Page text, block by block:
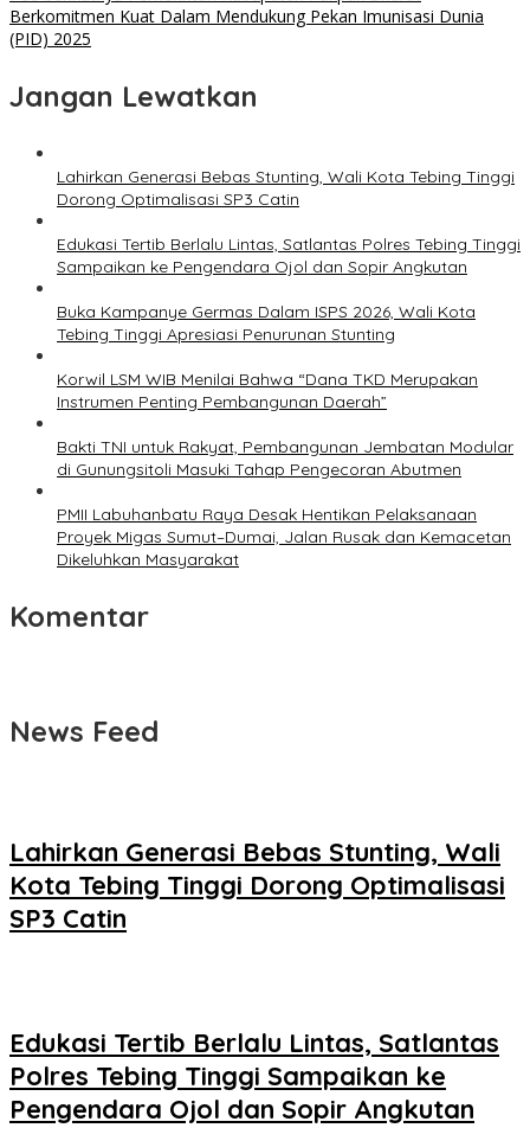
Berkomitmen Kuat Dalam Mendukung Pekan Imunisasi Dunia
(PID) 2025
Jangan Lewatkan
Lahirkan Generasi Bebas Stunting, Wali Kota Tebing Tinggi
Dorong Optimalisasi SP3 Catin
Edukasi Tertib Berlalu Lintas, Satlantas Polres Tebing Tinggi
Sampaikan ke Pengendara Ojol dan Sopir Angkutan
Buka Kampanye Germas Dalam ISPS 2026, Wali Kota
Tebing Tinggi Apresiasi Penurunan Stunting
Korwil LSM WIB Menilai Bahwa “Dana TKD Merupakan
Instrumen Penting Pembangunan Daerah”
Bakti TNI untuk Rakyat, Pembangunan Jembatan Modular
di Gunungsitoli Masuki Tahap Pengecoran Abutmen
PMII Labuhanbatu Raya Desak Hentikan Pelaksanaan
Proyek Migas Sumut–Dumai, Jalan Rusak dan Kemacetan
Dikeluhkan Masyarakat
Komentar
News Feed
Lahirkan Generasi Bebas Stunting, Wali
Kota Tebing Tinggi Dorong Optimalisasi
SP3 Catin
Edukasi Tertib Berlalu Lintas, Satlantas
Polres Tebing Tinggi Sampaikan ke
Pengendara Ojol dan Sopir Angkutan